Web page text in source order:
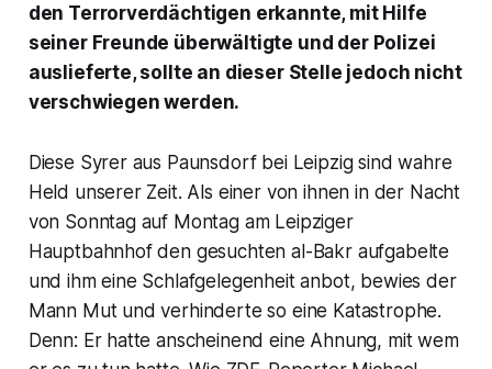
den Terrorverdächtigen erkannte, mit Hilfe
seiner Freunde überwältigte und der Polizei
auslieferte, sollte an dieser Stelle jedoch nicht
verschwiegen werden.
Diese Syrer aus Paunsdorf bei Leipzig sind wahre
Held unserer Zeit. Als einer von ihnen in der Nacht
von Sonntag auf Montag am Leipziger
Hauptbahnhof den gesuchten al-Bakr aufgabelte
und ihm eine Schlafgelegenheit anbot, bewies der
Mann Mut und verhinderte so eine Katastrophe.
Denn: Er hatte anscheinend eine Ahnung, mit wem